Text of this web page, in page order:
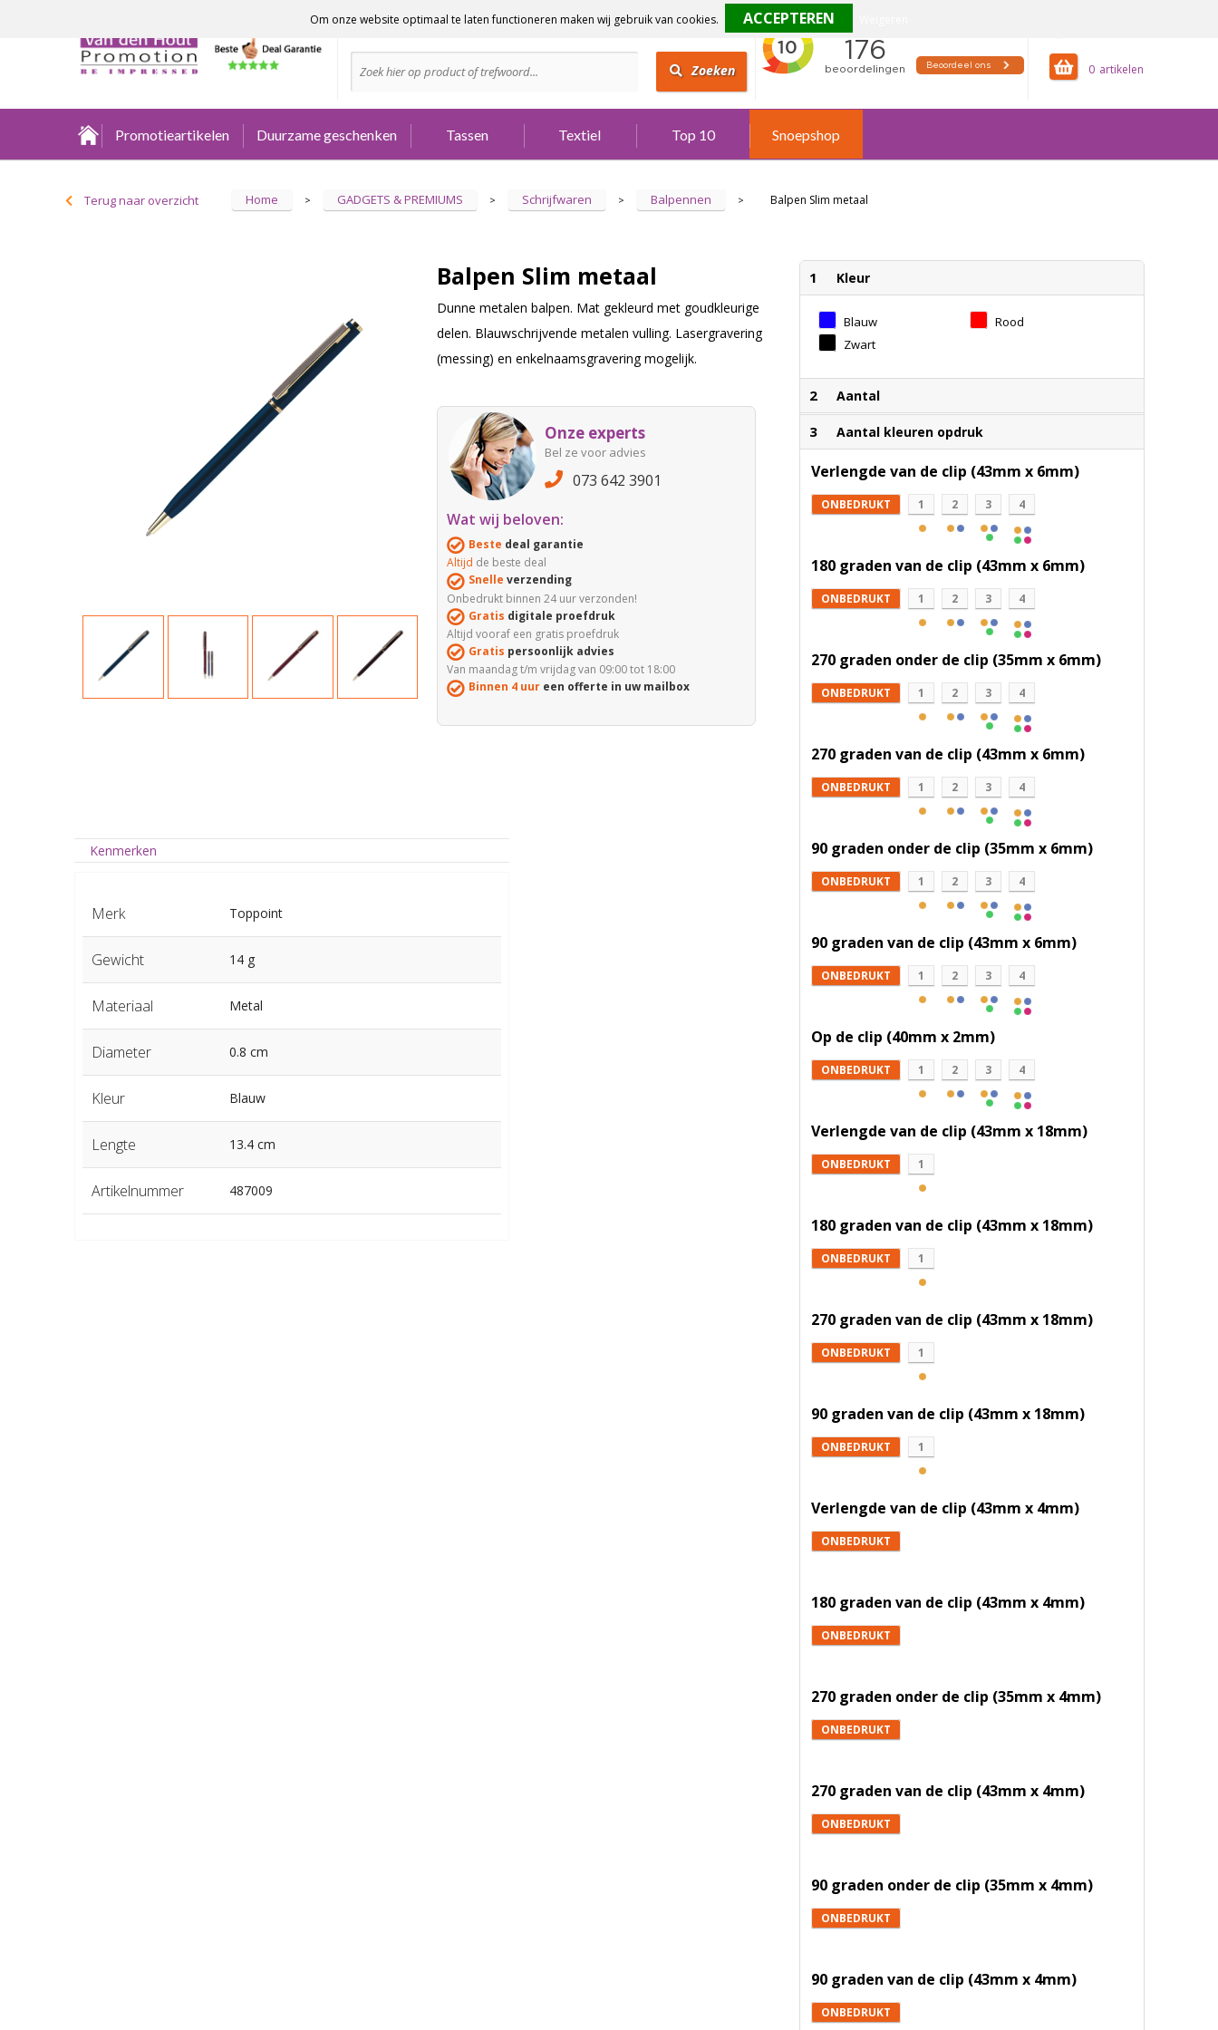
0
Advies nodig?
Zoeken
Promotieartikelen Duurzame geschenken Tassen Textiel Top 10 Snoepshop
Terug naar overzicht Home > GADGETS & PREMIUMS > Schrijfwaren > Balpennen > Balpen Slim metaal
Balpen Slim metaal
Dunne metalen balpen. Mat gekleurd met goudkleurige
delen. Blauwschrijvende metalen vulling. Lasergravering
(messing) en enkelnaamsgravering mogelijk.
Onze experts
Bel ze voor advies
073 642 3901
Wat wij beloven:
Beste deal garantie
Altijd de beste deal
Snelle verzending
Onbedrukt binnen 24 uur verzonden!
Gratis digitale proefdruk
Altijd vooraf een gratis proefdruk
Gratis persoonlijk advies
Van maandag t/m vrijdag van 09:00 tot 18:00
Binnen 4 uureen offerte in uw mailbox
1 Kleur
Blauw
Rood
Zwart
2 Aantal
3 Aantal kleuren opdruk
Verlengde van de clip (43mm x 6mm)
ONBEDRUKT 1 2 3 4
180 graden van de clip (43mm x 6mm)
ONBEDRUKT 1 2 3 4
270 graden onder de clip (35mm x 6mm)
ONBEDRUKT 1 2 3 4
270 graden van de clip (43mm x 6mm)
ONBEDRUKT 1 2 3 4
90 graden onder de clip (35mm x 6mm)
ONBEDRUKT 1 2 3 4
90 graden van de clip (43mm x 6mm)
ONBEDRUKT 1 2 3 4
Op de clip (40mm x 2mm)
ONBEDRUKT 1 2 3 4
Verlengde van de clip (43mm x 18mm)
ONBEDRUKT 1
180 graden van de clip (43mm x 18mm)
ONBEDRUKT 1
270 graden van de clip (43mm x 18mm)
ONBEDRUKT 1
90 graden van de clip (43mm x 18mm)
ONBEDRUKT 1
Verlengde van de clip (43mm x 4mm)
ONBEDRUKT
180 graden van de clip (43mm x 4mm)
ONBEDRUKT
270 graden onder de clip (35mm x 4mm)
ONBEDRUKT
270 graden van de clip (43mm x 4mm)
ONBEDRUKT
90 graden onder de clip (35mm x 4mm)
ONBEDRUKT
90 graden van de clip (43mm x 4mm)
ONBEDRUKT
Kenmerken
Merk Toppoint
Gewicht 14 g
Materiaal Metal
Diameter 0.8 cm
Kleur Blauw
Lengte 13.4 cm
Artikelnummer 487009
Om onze website optimaal te laten functioneren maken wij gebruik van cookies.